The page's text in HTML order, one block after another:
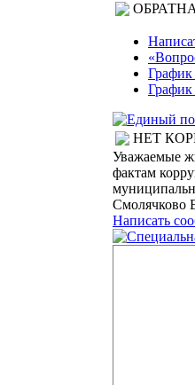
График
НЕТ
Уважаемые
фактам
Смолячково
Написать